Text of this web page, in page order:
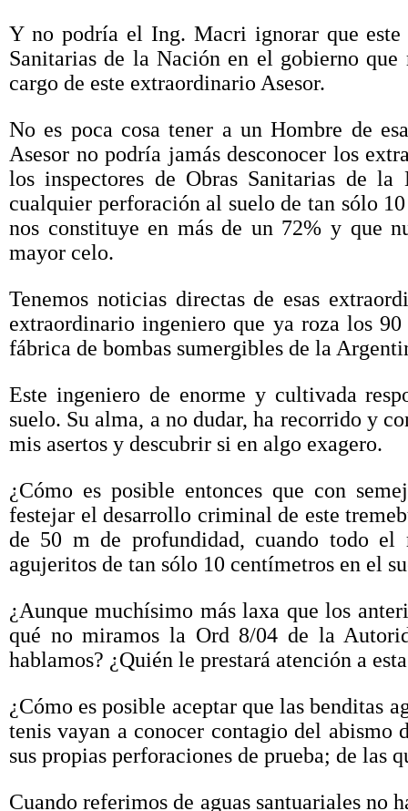
Y no podría el Ing. Macri ignorar que este
Sanitarias de la Nación en el gobierno
cargo de este extraordinario Asesor.
No es poca cosa tener a un Hombre de
Asesor no podría jamás desconocer los
los inspectores de Obras Sanitarias de
cualquier perforación al suelo de tan sólo
nos constituye en más de un 72% y que
mayor celo.
Tenemos noticias directas de esas
extraordinario ingeniero que ya roza los
fábrica de bombas sumergibles de la
Este ingeniero de enorme y cultivada
suelo. Su alma, a no dudar, ha recorrido y
mis asertos y descubrir si en algo exagero.
¿Cómo es posible entonces que con
festejar el desarrollo criminal de este
de 50 m de profundidad, cuando todo
agujeritos de tan sólo 10 centímetros en el
¿Aunque muchísimo más laxa que los
qué no miramos la Ord 8/04 de la
hablamos? ¿Quién le prestará atención a
¿Cómo es posible aceptar que las benditas
tenis vayan a conocer contagio del abismo
sus propias perforaciones de prueba; de las
Cuando referimos de aguas santuariales no